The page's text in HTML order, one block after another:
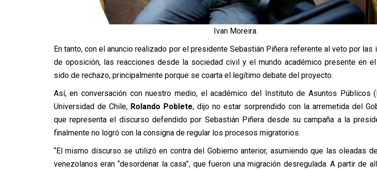
Ivan Moreira.
En tanto, con el anuncio realizado por el presidente Sebastián Piñera referente al veto por las
de oposición, las reacciones desde la sociedad civil y el mundo académico presente en
sido de rechazo, principalmente porque se coarta el legítimo debate del proyecto.
Así, en conversación con nuestro medio, el académico del Instituto de Asuntos Públicos
Universidad de Chile, Rolando Poblete, dijo no estar sorprendido con la arremetida del
que representa el discurso defendido por Sebastián Piñera desde su campaña a la
finalmente no logró con la consigna de regular los procesos migratorios.
“El mismo discurso se utilizó en contra del Gobierno anterior, asumiendo que las oleadas
venezolanos eran “desordenar la casa”, que fueron una migración desregulada. A partir de